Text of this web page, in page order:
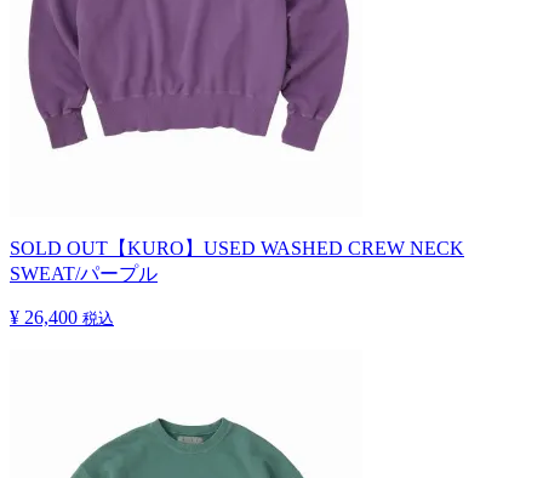
SOLD OUT 【KURO】USED WASHED CREW NECK
SWEAT/パープル
¥ 26,400 税込